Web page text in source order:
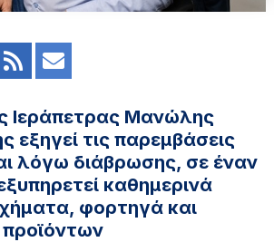
Ιεράπετρας Μανώλης
εξηγεί τις παρεμβάσεις
λόγω διάβρωσης, σε έναν
καθημερινά
φορτηγά και